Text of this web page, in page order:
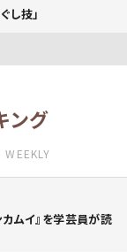
し技」
ング
WEEKLY
ムイ』を学芸員が読